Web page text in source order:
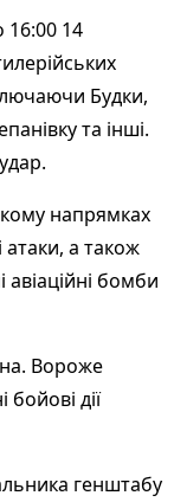
16:00 14
Будки,
та інші.
напрямках
атаки, а також
авіаційні бомби
Вороже
дії
генштабу